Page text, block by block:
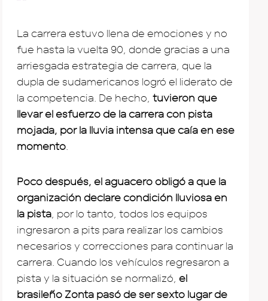
La carrera estuvo llena de emociones y no
fue hasta la vuelta 90, donde gracias a una
arriesgada estrategia de carrera, que la
dupla de sudamericanos logró el liderato de
la competencia. De hecho, tuvieron que
llevar el esfuerzo de la carrera con pista
mojada, por la lluvia intensa que caía en ese
momento
Poco después, el aguacero obligó a que la
organización declare condición lluviosa en
la pista , por lo tanto, todos los equipos
ingresaron a pits para realizar los cambios
necesarios y correcciones para continuar la
carrera. Cuando los vehículos regresaron a
pista y la situación se normalizó, el
brasileño Zonta pasó de ser sexto lugar de